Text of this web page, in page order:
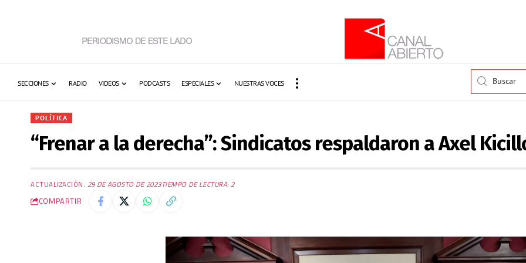
SECCIONES RADIO VIDEOS PODCASTS ESPECIALES NUESTRAS VOCES
POLÍTICA
“Frenar a la derecha”: Sindicatos respaldaron a Axel
ACTUALIZACIÓN: 29 DE AGOSTO DE 2023TIEMPO DE LECTURA: 2
COMPARTIR